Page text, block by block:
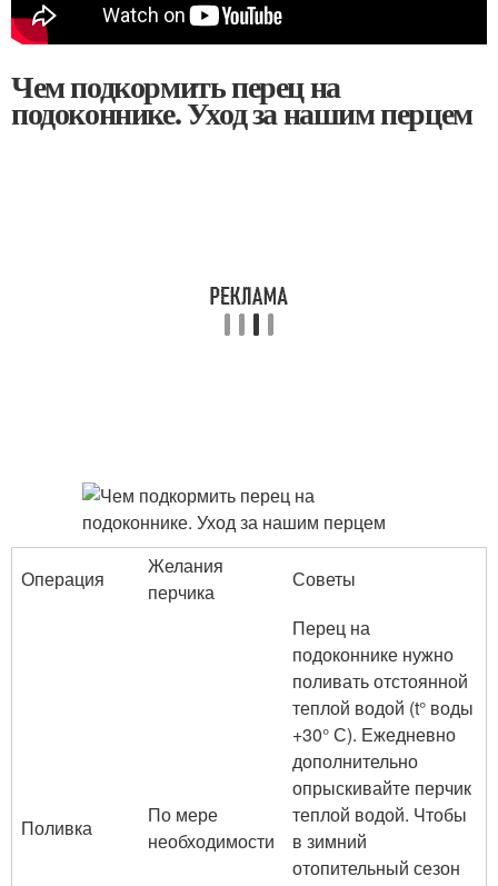
Чем подкормить перец на
подоконнике. Уход за нашим перцем
Операция
Желания
перчика
Советы
Поливка
По мере
необходимости
Перец на
подоконнике нужно
поливать отстоянной
теплой водой (t° воды
+30° С). Ежедневно
дополнительно
опрыскивайте перчик
теплой водой. Чтобы
в зимний
отопительный сезон